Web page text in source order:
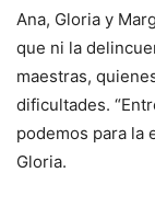
Ana, Gloria y
que ni la
maestras,
dificultades.
podemos para la
Gloria.